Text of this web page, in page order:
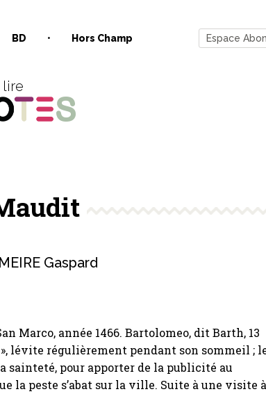
BD Hors Champ Espace
lire
Gaspard
Marco, année 1466. Bartolomeo, dit Barth, 13
lévite régulièrement pendant son sommeil ;
sainteté, pour apporter de la publicité au
la peste s’abat sur la ville. Suite à une visite à